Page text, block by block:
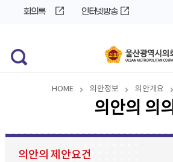
회의록 인터넷방송
HOME 의안정보 의안개요
의안의 의의
의안의 제안요건